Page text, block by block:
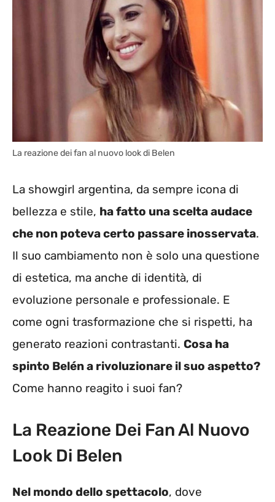
La reazione dei fan al nuovo look di Belen
La showgirl argentina, da sempre icona di
bellezza e stile, ha fatto una scelta audace
che non poteva certo passare inosservata.
Il suo cambiamento non è solo una questione
di estetica, ma anche di identità, di
evoluzione personale e professionale. E
come ogni trasformazione che si rispetti, ha
generato reazioni contrastanti. Cosa ha
spinto Belén a rivoluzionare il suo aspetto?
Come hanno reagito i suoi fan?
La Reazione Dei Fan Al Nuovo
Look Di Belen
Nel mondo dello spettacolo, dove